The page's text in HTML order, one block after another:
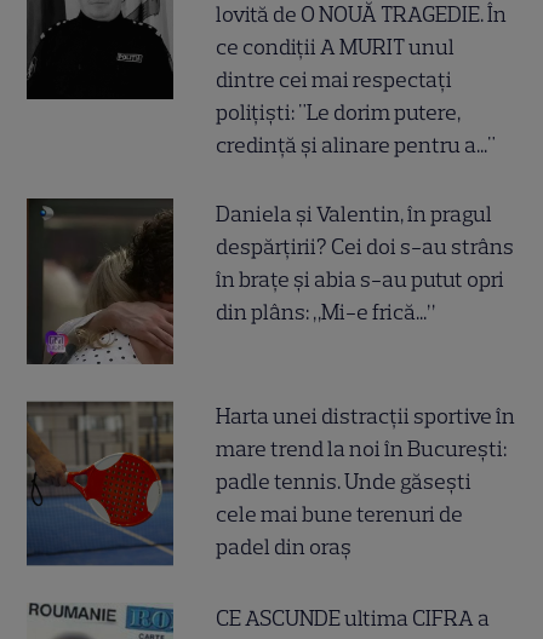
lovită de O NOUĂ TRAGEDIE. În
ce condiții A MURIT unul
dintre cei mai respectați
polițiști: "Le dorim putere,
credință și alinare pentru a..."
Daniela și Valentin, în pragul
despărțirii? Cei doi s-au strâns
în brațe și abia s-au putut opri
din plâns: „Mi-e frică...”
Harta unei distracții sportive în
mare trend la noi în București:
padle tennis. Unde găsești
cele mai bune terenuri de
padel din oraș
CE ASCUNDE ultima CIFRA a